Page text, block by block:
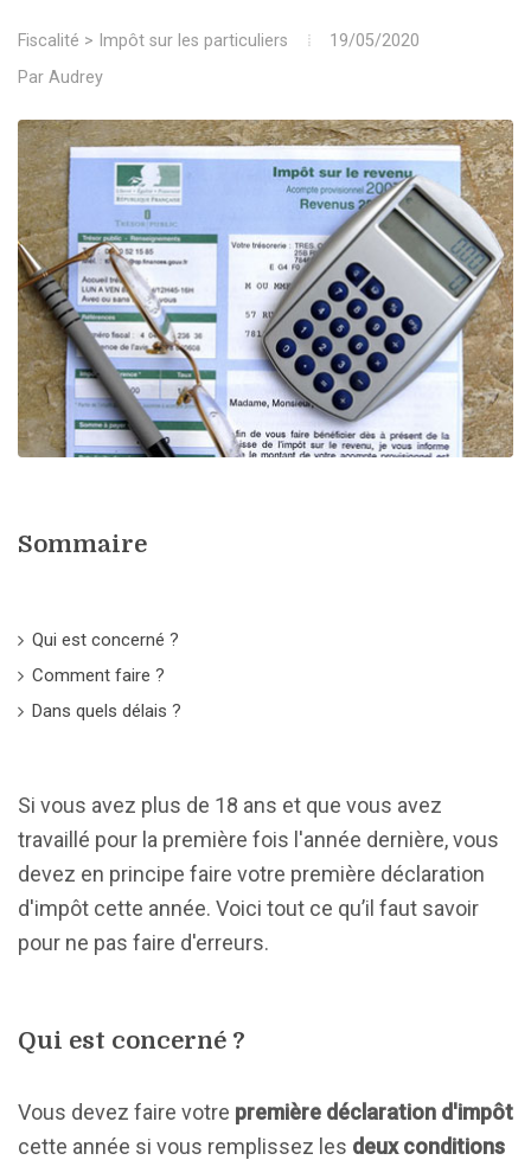
Fiscalité > Impôt sur les particuliers
19/05/2020
Par Audrey
Sommaire
Qui est concerné ?
Comment faire ?
Dans quels délais ?
Si vous avez plus de 18 ans et que vous avez
travaillé pour la première fois l'année dernière, vous
devez en principe faire votre première déclaration
d'impôt cette année. Voici tout ce qu’il faut savoir
pour ne pas faire d'erreurs.
Qui est concerné ?
Vous devez faire votre première déclaration d'impôt
cette année si vous remplissez les deux conditions